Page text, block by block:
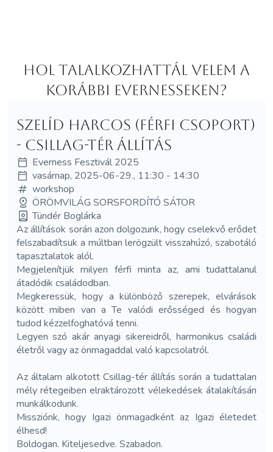
Hol Talalkozhattál velem a
korábbi Evernesseken?
Szelíd harcos (férfi csoport)
- Csillag-tér állítás
Everness Fesztivál 2025
vasárnap, 2025-06-29., 11:30 - 14:30
workshop
ÖRÖMVILÁG SORSFORDÍTÓ SÁTOR
Tündér Boglárka
Az állítások során azon dolgozunk, hogy cselekvő erődet
felszabadítsuk a múltban lerögzült visszahúzó, szabotáló
tapasztalatok alól.
Megjelenítjük milyen férfi minta az, ami tudattalanul
átadódik családodban.
Megkeressük, hogy a különböző szerepek, elvárások
között miben van a Te valódi erősséged és hogyan
tudod kézzelfoghatóvá tenni.
Legyen szó akár anyagi sikereidről, harmonikus családi
életről vagy az önmagaddal való kapcsolatról.
Az általam alkotott Csillag-tér állítás során a tudattalan
mély rétegeiben elraktározott vélekedések átalakításán
munkálkodunk.
Missziónk, hogy Igazi önmagadként az Igazi életedet
élhesd!
Boldogan. Kiteljesedve. Szabadon.